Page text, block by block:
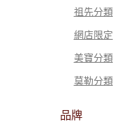
祖先分類
網店限定
美寶分類
莫勒分類
品牌